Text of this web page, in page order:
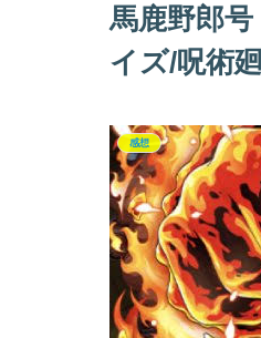
馬鹿野郎
イズ/呪術
感想